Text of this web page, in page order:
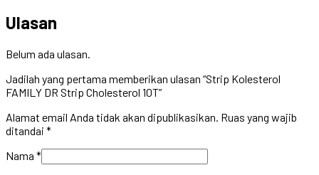
Ulasan
Belum ada ulasan.
Jadilah yang pertama memberikan ulasan “Strip Kolesterol
FAMILY DR Strip Cholesterol 10T”
Alamat email Anda tidak akan dipublikasikan. Ruas yang wajib
ditandai *
Nama *